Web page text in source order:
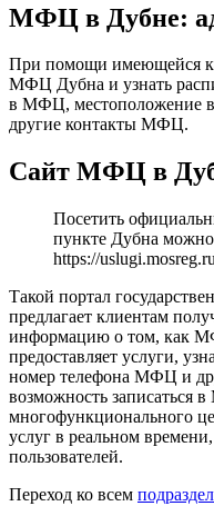
МФЦ в Дубне:
При помощи имеющейся
МФЦ Дубна и узнать
в МФЦ, местоположение
другие контакты МФЦ.
Сайт МФЦ в
Посетить
пункте Дубна
https://
Такой портал
предлагает клиентам
информацию о том, как
предоставляет услуги,
номер телефона МФЦ и
возможность
многофункционального
услуг в реальном
пользователей.
Переход ко всем